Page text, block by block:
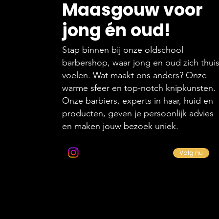
Maasgouw voor
jong én oud!
Stap binnen bij onze oldschool
barbershop, waar jong en oud zich thuis
voelen. Wat maakt ons anders? Onze
warme sfeer en top-notch knipkunsten.
Onze barbiers, experts in haar, huid en
producten, geven je persoonlijk advies
en maken jouw bezoek uniek.
Volg nu